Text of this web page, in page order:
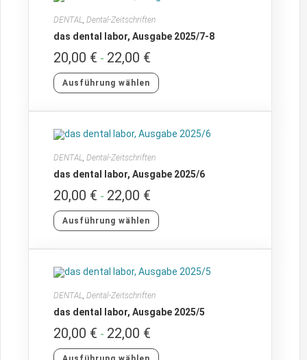
DENTAL ,Dental-Zeitschriften
das dental labor, Ausgabe 2025/7-8
20,00 € - 22,00 €
Ausführung wählen
DENTAL,Dental-Zeitschriften
das dental labor, Ausgabe 2025/6
20,00 € - 22,00 €
Ausführung wählen
DENTAL,Dental-Zeitschriften
das dental labor, Ausgabe 2025/5
20,00 € - 22,00 €